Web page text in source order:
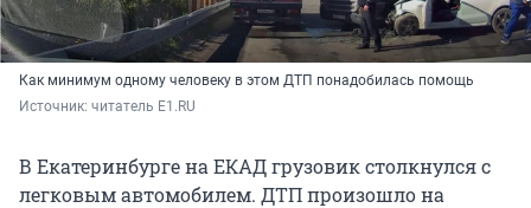
Как минимум одному человеку в этом ДТП понадобилась помощь
Источник: читатель E1.RU
В Екатеринбурге на ЕКАД грузовик столкнулся с
легковым автомобилем. ДТП произошло на